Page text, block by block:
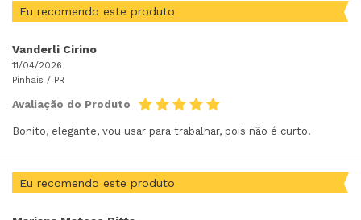
Eu recomendo este produto
Vanderli Cirino
11/04/2026
Pinhais / PR
Avaliação do Produto
Bonito, elegante, vou usar para trabalhar, pois não é curto.
Eu recomendo este produto